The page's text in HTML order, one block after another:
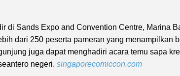
di Sands Expo and Convention Centre, Marina
dari 250 peserta pameran yang menampilkan
juga dapat menghadiri acara temu sapa
negeri. singaporecomiccon.com